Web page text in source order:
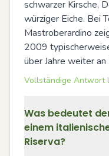
schwarzer Kirsche,
würziger Eiche. Bei
Mastroberardino
2009
über Jahre weiter
Vollständige Antwort
Was bedeutet
einem
Riserva?